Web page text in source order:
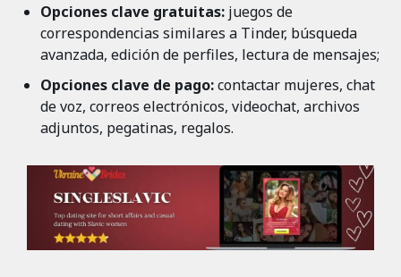
Opciones clave gratuitas: juegos de
correspondencias similares a Tinder, búsqueda
avanzada, edición de perfiles, lectura de mensajes;
Opciones clave de pago:contactar mujeres, chat
de voz, correos electrónicos, videochat, archivos
adjuntos, pegatinas, regalos.